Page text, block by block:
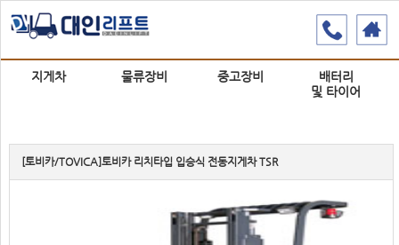
지게차 물류장비 중고장비
배터리
및 타이어
[토비카/TOVICA]토비카 리치타입 입승식 전동지게차 TSR